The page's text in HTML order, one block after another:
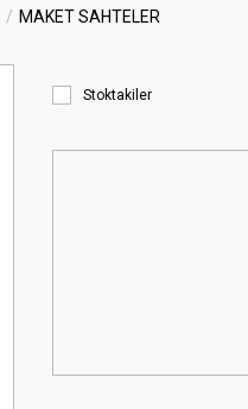
MAKET SAHTELER
Stoktakiler